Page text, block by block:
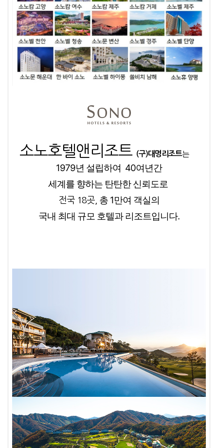
소노호텔앤리조트 (구)대명리조트는
1979년 설립하여 40여년간
세계를 향하는 탄탄한 신뢰도로
전국 18곳, 총 1만여 객실의
국내 최대 규모 호텔과 리조트입니다.